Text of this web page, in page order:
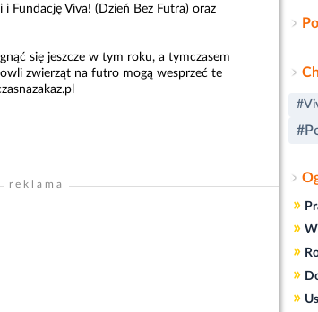
Fundację Viva! (Dzień Bez Futra) oraz
się jeszcze w tym roku, a tymczasem
zwierząt na futro mogą wesprzeć te
reklama
»
»
»
»
»